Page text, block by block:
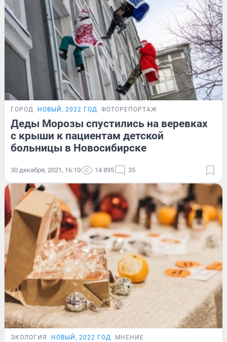
ГОРОД НОВЫЙ, 2022 ГОД ФОТОРЕПОРТАЖ
Деды Морозы спустились на веревках
с крыши к пациентам детской
больницы в Новосибирске
30 декабря, 2021, 16:10 14 895 35
ЭКОЛОГИЯ НОВЫЙ, 2022 ГОД МНЕНИЕ